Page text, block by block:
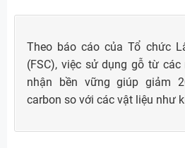
Theo báo cáo của Tổ chức
(FSC), việc sử dụng gỗ từ
nhận bền vững giúp giảm
carbon so với các vật liệu như